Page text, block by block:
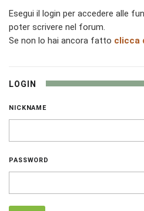
Esegui il login per accedere alle
poter scrivere nel forum.
Se non lo hai ancora fatto clicca
LOGIN
NICKNAME
PASSWORD